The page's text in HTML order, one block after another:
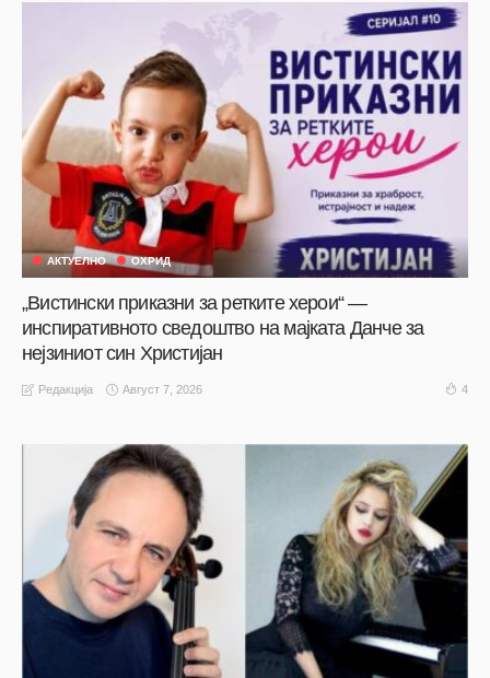
АКТУЕЛНО ОХРИД
„Вистински приказни за ретките херои“ —
инспиративното сведоштво на мајката Данче за
нејзиниот син Христијан
Редакција Август 7, 2026 4